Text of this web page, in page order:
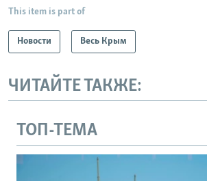
This item is part of
Новости Весь Крым
ЧИТАЙТЕ ТАКЖЕ:
ТОП-ТЕМА